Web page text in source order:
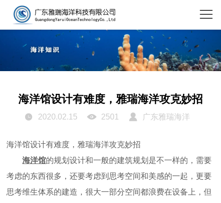
海洋馆设计有难度，雅瑞海洋攻克妙招
2020.02.15 2501 广东雅瑞海洋
海洋馆设计有难度，雅瑞海洋攻克妙招
海洋馆的规划设计和一般的建筑规划是不一样的，需要
考虑的东西很多，还要考虑到思考空间和美感的一起，更要
思考维生体系的建造，很大一部分空间都浪费在设备上，但